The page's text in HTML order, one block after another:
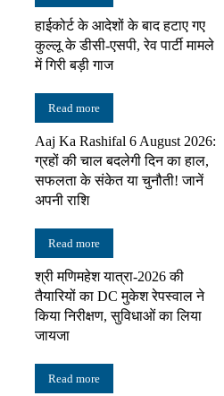
हाईकोर्ट के आदेशों के बाद हटाए गए
कुल्लू के डीसी-एसपी, रेव पार्टी मामले
में गिरी बड़ी गाज
Read more
Aaj Ka Rashifal 6 August 2026:
ग्रहों की चाल बदलेगी दिन का हाल,
सफलता के संकेत या चुनौती! जानें
अपनी राशि
Read more
श्री मणिमहेश यात्रा-2026 की
तैयारियों का DC मुकेश रेपस्वाल ने
किया निरीक्षण, सुविधाओं का लिया
जायजा
Read more